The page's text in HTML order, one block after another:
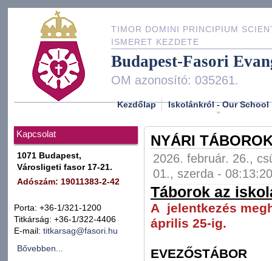
TIMOR DOMINI PRINCIPIUM
ISMERET KEZDETE
Budapest-Fasori
OM azonosító: 035261.
Kezdőlap Iskolánkról - Our School
Kapcsolat
1071 Budapest,
Városligeti fasor 17-21.
Adószám: 19011383-2-42
Porta: +36-1/321-1200
Titkárság: +36-1/322-4406
E-mail: titkarsag@fasori.hu
Bővebben...
NYÁRI
2026. február. 26.,
01., szerda - 08:13:20
Táborok az
A jelentkezés
április 25-ig.
EVEZŐSTÁBOR